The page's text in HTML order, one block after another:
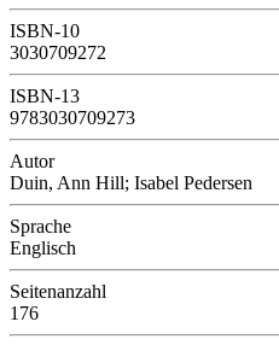
ISBN-10
3030709272
ISBN-13
9783030709273
Autor
Duin, Ann Hill; Isabel Pedersen
Sprache
Englisch
Seitenanzahl
176